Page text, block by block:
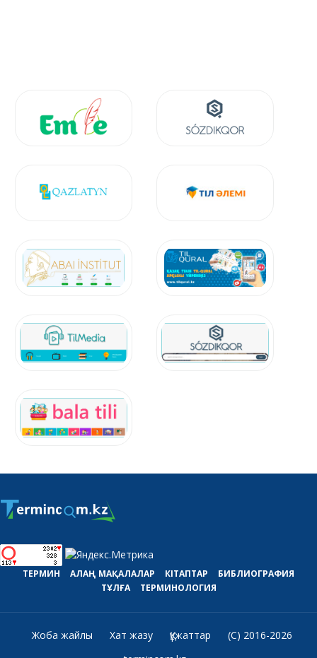
ТЕРМИН АЛАҢ МАҚАЛАЛАР КІТАПТАР
БИБЛИОГРАФИЯ
ТҰЛҒА
ТЕРМИНОЛОГИЯ
Жоба жайлы Хат жазу Құжаттар
(C) 2016-2026